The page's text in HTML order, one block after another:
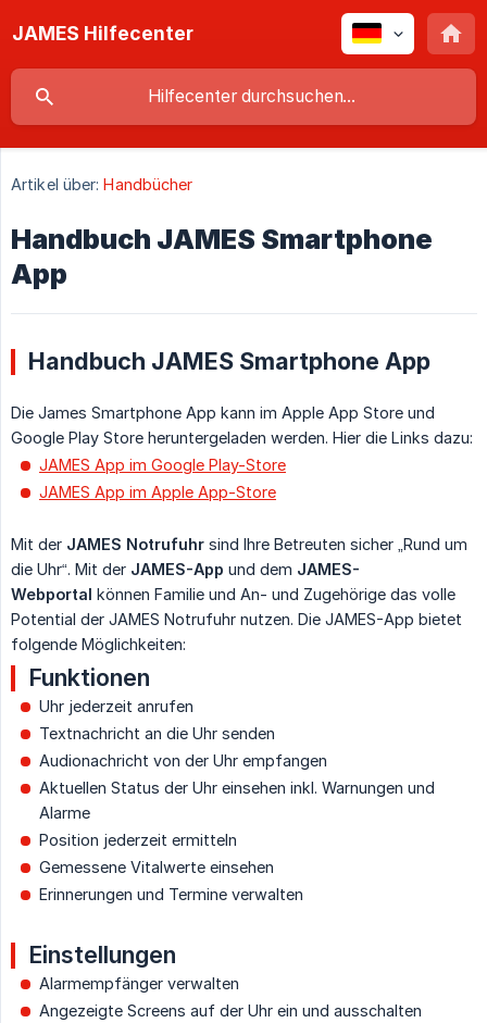
JAMES Hilfecenter
Artikel über: Handbücher
Handbuch JAMES Smartphone
App
Handbuch JAMES Smartphone App
Die James Smartphone App kann im Apple App Store und
Google Play Store heruntergeladen werden. Hier die Links dazu:
JAMES App im Google Play-Store
JAMES App im Apple App-Store
Mit der JAMES Notrufuhr sind Ihre Betreuten sicher „Rund um
die Uhr“. Mit der JAMES-App und dem JAMES-
Webportal können Familie und An- und Zugehörige das volle
Potential der JAMES Notrufuhr nutzen. Die JAMES-App bietet
folgende Möglichkeiten:
Funktionen
Uhr jederzeit anrufen
Textnachricht an die Uhr senden
Audionachricht von der Uhr empfangen
Aktuellen Status der Uhr einsehen inkl. Warnungen und
Alarme
Position jederzeit ermitteln
Gemessene Vitalwerte einsehen
Erinnerungen und Termine verwalten
Einstellungen
Alarmempfänger verwalten
Angezeigte Screens auf der Uhr ein und ausschalten